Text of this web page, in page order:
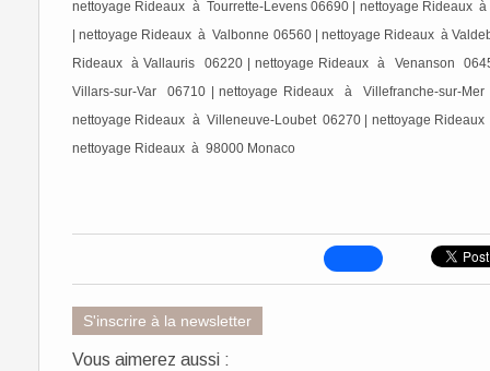
nettoyage Rideaux à Tourrette-Levens 06690 | nettoyage
| nettoyage Rideaux à Valbonne 06560 | nettoyage Rideaux à
Rideaux à Vallauris 06220 | nettoyage Rideaux à Venanson
Villars-sur-Var 06710 | nettoyage Rideaux à Villefranche-sur-
nettoyage Rideaux à Villeneuve-Loubet 06270 | nettoyage
nettoyage Rideaux à 98000 Monaco
S'inscrire à la newsletter
Vous aimerez aussi :